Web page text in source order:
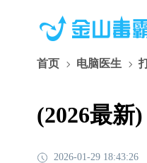
首页 电脑医生
(2026最新
2026-01-29 18:43:26